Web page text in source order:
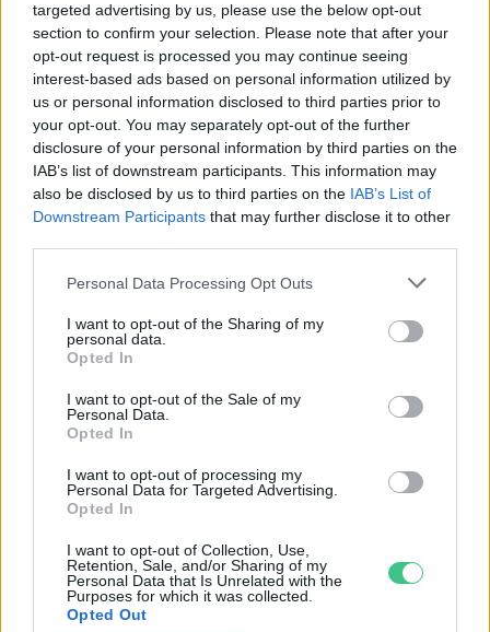
targeted advertising by us, please use the below opt-out
section to confirm your selection. Please note that after your
opt-out request is processed you may continue seeing
interest-based ads based on personal information utilized by
us or personal information disclosed to third parties prior to
your opt-out. You may separately opt-out of the further
disclosure of your personal information by third parties on the
IAB’s list of downstream participants. This information may
also be disclosed by us to third parties on the IAB’s List of
Downstream Participants that may further disclose it to other
Personal Data Processing Opt Outs
I want to opt-out of the Sharing of my
personal data.
Opted In
I want to opt-out of the Sale of my
Personal Data.
Opted In
I want to opt-out of processing my
Personal Data for Targeted Advertising.
Opted In
I want to opt-out of Collection, Use,
Retention, Sale, and/or Sharing of my
Personal Data that Is Unrelated with the
Purposes for which it was collected.
Opted Out
Magyarország tele van gyönyörű növényekkel, így arborétumokkal
is. A jó idő beköszöntével érdemes minél többet felkeresni.
Születésnapi programokkal várja a
hétvégén a közönséget a 160 éves
Fővárosi Állatkert
ÉLŐ BOLYGÓNK